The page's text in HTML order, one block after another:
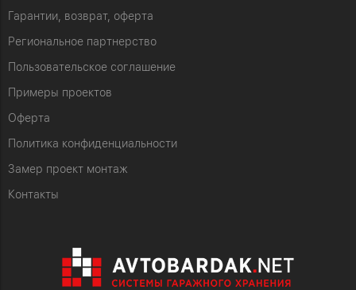
Гарантии, возврат, оферта
Региональное партнерство
Пользовательское соглашение
Примеры проектов
Оферта
Политика конфиденциальности
Замер проект монтаж
Контакты